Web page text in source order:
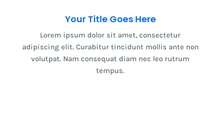
Your Title Goes Here
Lorem ipsum dolor sit amet, consectetur
adipiscing elit. Curabitur tincidunt mollis ante non
volutpat. Nam consequat diam nec leo rutrum
tempus.